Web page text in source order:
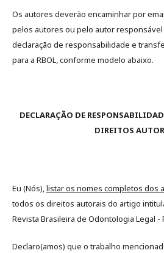
Os autores deverão encaminhar por
pelos autores ou pelo autor responsável
declaração de responsabilidade e
para a RBOL, conforme modelo abaixo.
DECLARAÇÃO DE
DIREITOS
Eu (Nós),listar os nomes completos dos
todos os direitos autorais do artigo
Revista Brasileira de Odontologia Legal -
Declaro(amos) que o trabalho